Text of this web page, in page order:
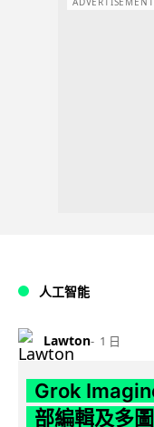
人工智能
Lawton 1 日
Grok
部編輯及多